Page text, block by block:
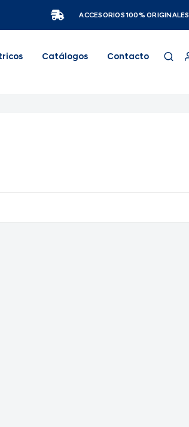
ACCESORIOS 100% ORIGINALES
Catálogos Contacto